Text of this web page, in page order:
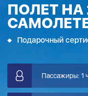
ПОЛЕТ
Подарочный
Пассажиры: 1